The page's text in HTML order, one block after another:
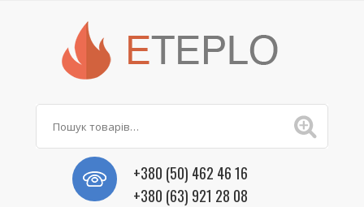
+380 (50) 462 46 16
+380 (63) 921 28 08